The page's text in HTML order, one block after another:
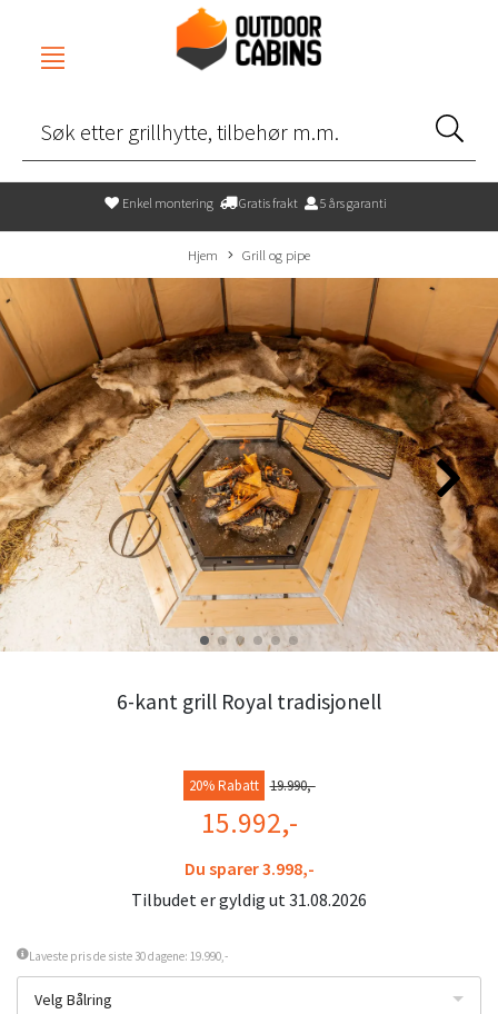
Enkel montering Gratis frakt 5 års garanti
Hjem Grill og pipe
6-kant grill Royal tradisjonell
20% Rabatt 19.990,-
15.992,-
Du sparer 3.998,-
Tilbudet er gyldig ut 31.08.2026
Laveste pris de siste 30 dagene: 19.990,-
Velg Bålring